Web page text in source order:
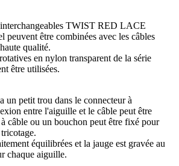
TWIST RED LACE
peuvent être combinées avec les câbles
qualité.
en nylon transparent de la série
être utilisées.
un petit trou dans le connecteur à
entre l'aiguille et le câble peut être
câble ou un bouchon peut être fixé pour
équilibrées et la jauge est gravée au
chaque aiguille.